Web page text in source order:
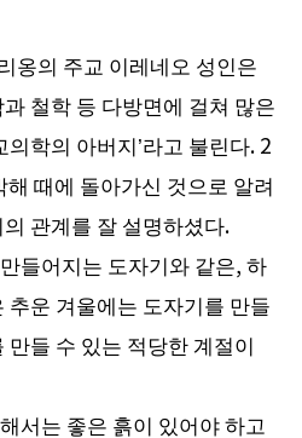
옹의 주교 이레네오 성인은
철학 등 다방면에 걸쳐 많은
의학의 아버지 ’라고 불린다. 2
때에 돌아가신 것으로 알려
관계를 잘 설명하셨다.
들어지는 도자기와 같은,하
추운 겨울에는 도자기를 만들
들 수 있는 적당한 계절이
서는 좋은 흙이 있어야 하고